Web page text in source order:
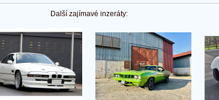
Další zajímavé inzeráty: